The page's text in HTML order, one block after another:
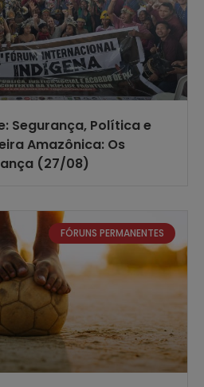
Segurança, Política e
Amazônica: Os
(27/08)
FÓRUNS PERMANENTES